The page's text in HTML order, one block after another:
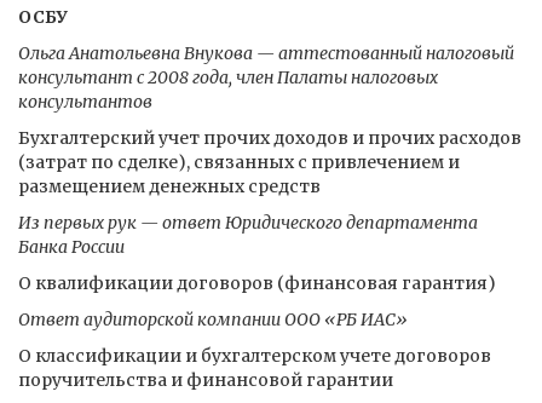
ОСБУ
Ольга Анатольевна Внукова — аттестованный налоговый
консультант с 2008 года, член Палаты налоговых
консультантов
Бухгалтерский учет прочих доходов и прочих расходов
(затрат по сделке), связанных с привлечением и
размещением денежных средств
Из первых рук — ответ Юридического департамента
Банка России
О квалификации договоров (финансовая гарантия)
Ответ аудиторской компании ООО «РБ ИАС»
О классификации и бухгалтерском учете договоров
поручительства и финансовой гарантии